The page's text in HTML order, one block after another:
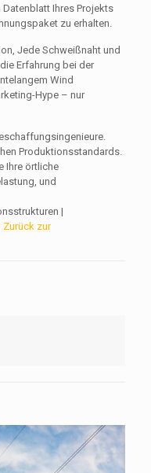
Ihres Projekts
zu erhalten.
Jede Schweißnaht und
Erfahrung bei der
Wind
Hype – nur
Produktionsstandards.
Ihre örtliche
und
|
zur